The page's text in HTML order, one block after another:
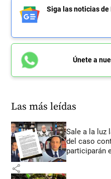
Siga las noticias de
Únete a
Las más leídas
Sale a la luz
del caso
participarán
share